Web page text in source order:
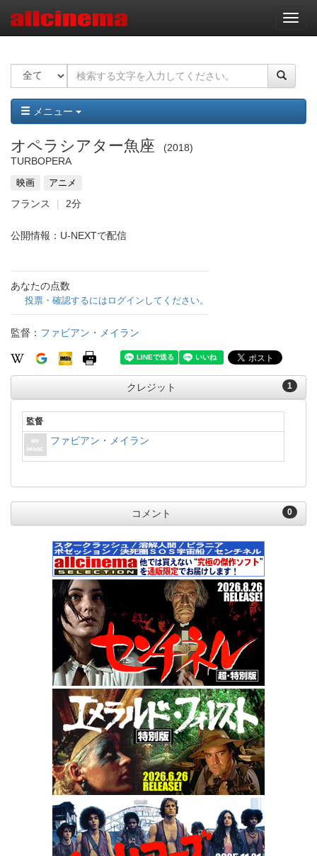
ナ
ビ
ー
ョ
ン
メニュー
オペラシアター魚座
2018
TURBOPERA
映画 アニメ
フランス 2分
公開情報：U-NEXTで配信
あなたの点数
投票・確認するにはログインしてください。
監督： ファビアン・メイラン
1
クレジット
監督
ファビアン・メイラン
0
コメント